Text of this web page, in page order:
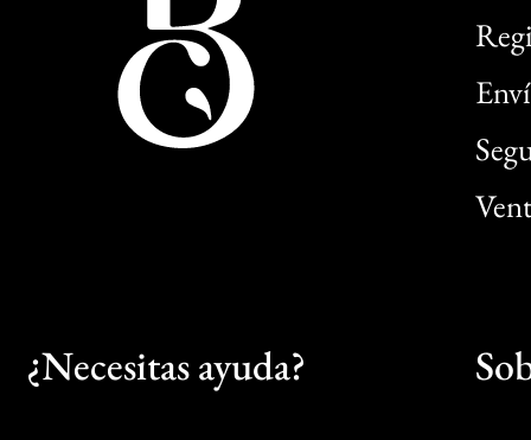
¿Necesitas ayuda?